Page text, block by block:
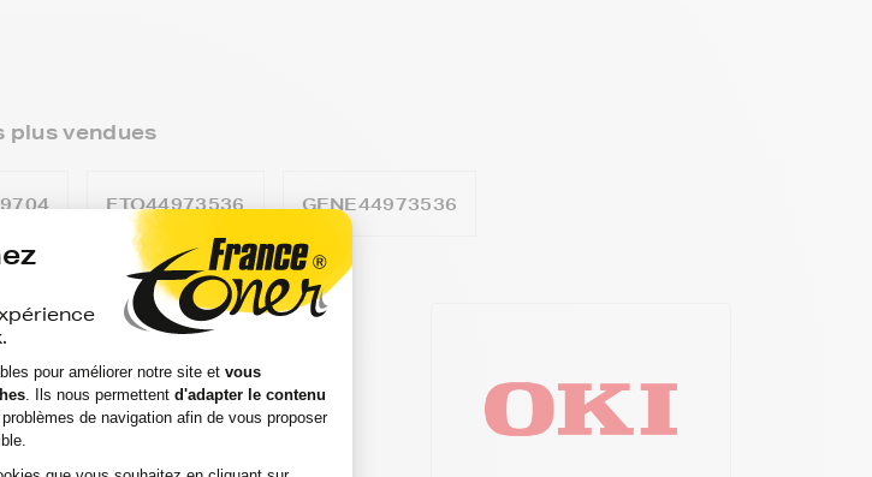
plus vendues
FTO44973536 GENE44973536
produits de votre imprimante
plus de 20 ans : le meilleur